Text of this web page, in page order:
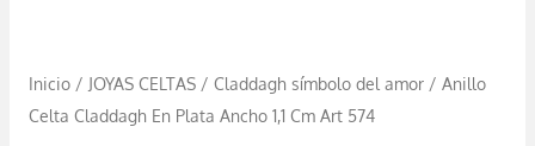
Inicio/ JOYAS CELTAS/ Claddagh símbolo del amor/ Anillo
Celta Claddagh En Plata Ancho 1,1 Cm Art 574
Cm
Art